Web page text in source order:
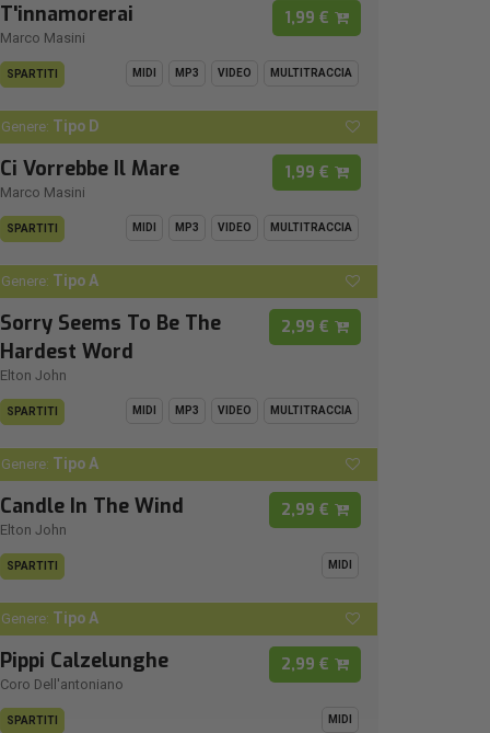
T'innamorerai
Marco Masini
1,99 €
SPARTITI MIDI MP3 VIDEO MULTITRACCIA
Genere: Tipo D
Ci Vorrebbe Il Mare
Marco Masini
1,99 €
SPARTITI MIDI MP3 VIDEO MULTITRACCIA
Genere: Tipo A
Sorry Seems To Be The
Hardest Word
Elton John
2,99 €
SPARTITI MIDI MP3 VIDEO MULTITRACCIA
Genere: Tipo A
Candle In The Wind
Elton John
2,99 €
SPARTITI MIDI
Genere: Tipo A
Pippi Calzelunghe
Coro Dell'antoniano
2,99 €
SPARTITI MIDI